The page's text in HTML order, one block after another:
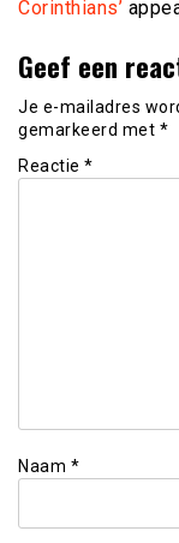
Corinthians’
Geef een
Je e-mailadres
gemarkeerd met *
Reactie *
Naam *